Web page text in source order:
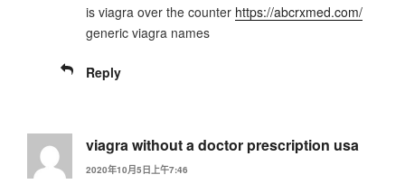
is viagra over the counter https://abcrxmed.com/
generic viagra names
Reply
viagra without a doctor prescription usa
2020年10月5日上午7:46